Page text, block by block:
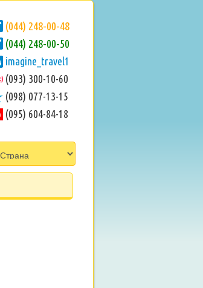
(044) 248-00-48
(044) 248-00-50
imagine_travel1
(093) 300-10-60
(098) 077-13-15
(095) 604-84-18